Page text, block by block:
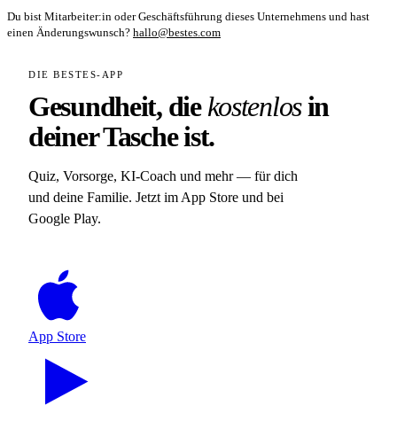
Du bist Mitarbeiter:in oder Geschäftsführung dieses Unternehmens und hast
einen Änderungswunsch? hallo@bestes.com
DIE BESTES-APP
Gesundheit, diekostenlosin
deiner Tasche ist.
Quiz, Vorsorge, KI-Coach und mehr — für dich
und deine Familie. Jetzt im App Store und bei
Google Play.
App Store